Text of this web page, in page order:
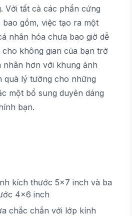
Với tất cả các phần cứng
gồm, việc tạo ra một
nhân hóa chưa bao giờ dễ
không gian của bạn trở
nhân hơn với khung ảnh
quà lý tưởng cho những
một bổ sung duyên dáng
bạn.
kích thước 5x7 inch và ba
4x6 inch
chắc chắn với lớp kính